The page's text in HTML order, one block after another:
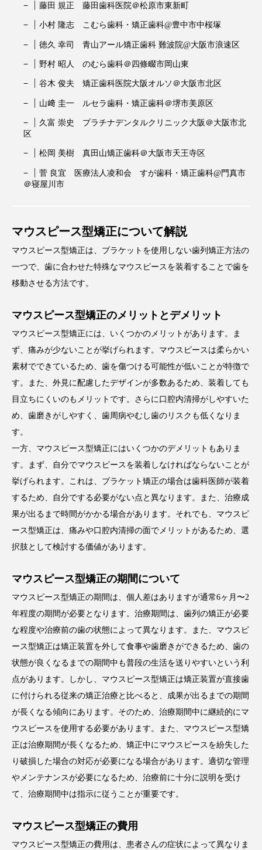
藤田 規正 藤田歯科医院＠松原市東新町
小村 隆志 こむら歯科・矯正歯科@豊中市中桜塚
徳久 幸司 青山アール矯正歯科 難波院@大阪市浪速区
野村 昭人 のむら歯科＠四條畷市岡山東
谷木 俊夫 矯正歯科医院大阪オルソ＠大阪市北区
山﨑 圭一 ルセラ歯科・矯正歯科＠堺市美原区
久富 崇史 プラチナデンタルクリニック大阪＠大阪市北
区
松岡 美樹 真田山矯正歯科＠大阪市天王寺区
菅 良宜 医療法人凌和会 すが歯科・矯正歯科@門真市
＠寝屋川市
マウスピース型矯正について解説
マウスピース型矯正は、ブラケットを使用しない歯列矯正方法の
一つで、歯に合わせた特殊なマウスピースを装着することで歯を
移動させる方法です。
マウスピース型矯正のメリットとデメリット
マウスピース型矯正には、いくつかのメリットがあります。ま
ず、痛みが少ないことが挙げられます。マウスピースは柔らかい
素材でできているため、歯を傷つける可能性が低いことが特徴で
す。また、外見に配慮したデザインが多数あるため、装着しても
目立ちにくいのもメリットです。さらに口腔内清掃がしやすいた
め、歯磨きがしやすく、歯周病やむし歯のリスクも低くなりま
す。
一方、マウスピース型矯正にはいくつかのデメリットもありま
す。まず、自分でマウスピースを装着しなければならないことが
挙げられます。これは、ブラケット矯正の場合は歯科医師が装着
するため、自分でする必要がない点と異なります。また、治療成
果が出るまで時間がかかる場合があります。それでも、マウスピ
ース型矯正は、痛みや口腔内清掃の面でメリットがあるため、選
択肢として検討する価値があります。
マウスピース型矯正の期間について
マウスピース型矯正の期間は、個人差はありますが通常6ヶ月〜2
年程度の期間が必要となります。治療期間は、歯列の矯正が必要
な程度や治療前の歯の状態によって異なります。また、マウスピ
ース型矯正は矯正装置を外して食事や歯磨きができるため、歯の
状態が良くなるまでの期間中も普段の生活を送りやすいという利
点があります。しかし、マウスピース型矯正は矯正装置が直接歯
に付けられる従来の矯正治療と比べると、成果が出るまでの期間
が長くなる傾向にあります。そのため、治療期間中に継続的にマ
ウスピースを使用する必要があります。また、マウスピース型矯
正は治療期間が長くなるため、矯正中にマウスピースを紛失した
り破損した場合の対応が必要になる場合があります。適切な管理
やメンテナンスが必要になるため、治療前に十分に説明を受け
て、治療期間中は指示に従うことが重要です。
マウスピース型矯正の費用
マウスピース型矯正の費用は、患者さんの症状によって異なりま